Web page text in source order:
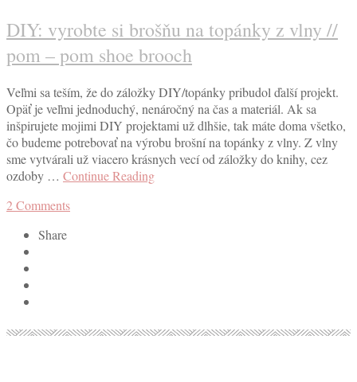
DIY: vyrobte si brošňu na topánky z vlny //
pom – pom shoe brooch
Veľmi sa teším, že do záložky DIY/topánky pribudol ďalší projekt.
Opäť je veľmi jednoduchý, nenáročný na čas a materiál. Ak sa
inšpirujete mojimi DIY projektami už dlhšie, tak máte doma všetko,
čo budeme potrebovať na výrobu brošní na topánky z vlny. Z vlny
sme vytvárali už viacero krásnych vecí od záložky do knihy, cez
ozdoby … Continue Reading
2Comments
Share